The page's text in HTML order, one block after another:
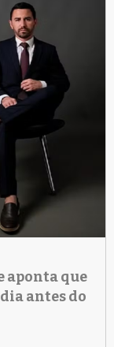
aponta que
antes do